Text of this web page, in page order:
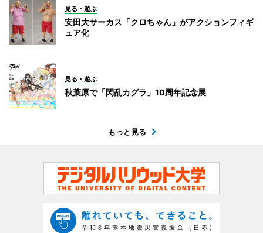
見る・遊ぶ
安田大サーカス「クロちゃん」がアクションフィギ
ュア化
見る・遊ぶ
秋葉原で「閃乱カグラ」10周年記念展
もっと見る